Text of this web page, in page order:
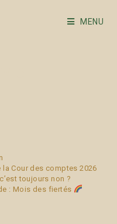
MENU
Cour des comptes 2026
toujours non ?
: Mois des fiertés